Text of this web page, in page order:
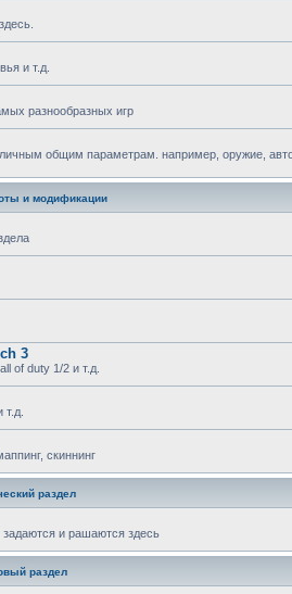
и т.д.
разнообразных игр
общим параметрам. например, оружие,
и модификации
3
of duty 1/2 и т.д.
скиннинг
раздел
и рашаются здесь
раздел